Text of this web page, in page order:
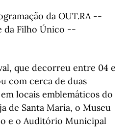
da OUT.RA --
da Filho Único --
que decorreu entre 04 e
com cerca de duas
locais emblemáticos do
de Santa Maria, o Museu
e o Auditório Municipal